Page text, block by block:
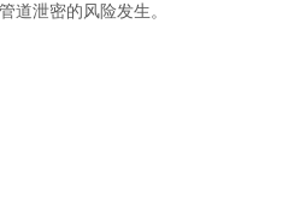
道泄密的风险发生。